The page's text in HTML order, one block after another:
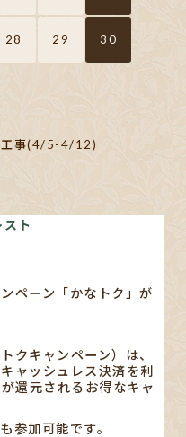
28 29 30
工事(4/5-4/12)
ト
ペーン「かなトク」が
クキャンペーン）は、
ャッシュレス決済を利
還元されるお得なキャ
参加可能です。